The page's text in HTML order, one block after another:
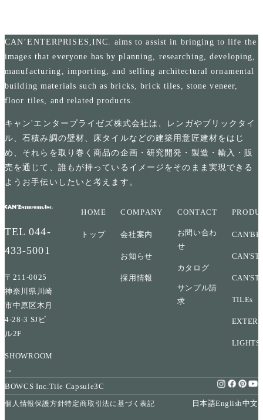
CAN’ENTERPRISES,INC. aims to assist in bringing to life the
images that everyone has by planning, researching, developing,
manufacturing, importing, and selling architectural ornamental
building materials such as bricks, brick tiles, stone veneer,
floor tiles, and related products.
キャン'エンタープライゼズ株式会社は、レンガやブリックタイ
ル、石積み調の壁材、床タイルなどの建築用意匠建材をはじ
め、それらを取り巻く商品の企画・研究開発・製造・輸入・販
売を通じて、誰もが持っているイメージをそのまま実現できる
ようお手伝いしたいと考えます。
TEL044-
433-5001
〒211-0025
神奈川県川崎
市中原区木月
4-28-3 SJビ
ル2F
SHOWROOM
→
HOME
トップ
COMPANY
会社案内
お知らせ
採用情報
CONTACT
お問い合わ
せ
カタログ
サンプル請
求
TILEs
LIGHTS
BOWCS Inc.Tile Capsule3C
個人情報保護方針特定商取引法に基づく表記 日本語English中文